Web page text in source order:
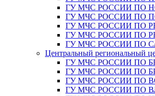
ГУ МЧС РОССИИ ПО
ГУ МЧС РОССИИ ПО
ГУ МЧС РОССИИ ПО
ГУ МЧС РОССИИ ПО
ГУ МЧС РОССИИ ПО
Центральный региональный
ГУ МЧС РОССИИ ПО
ГУ МЧС РОССИИ ПО
ГУ МЧС РОССИИ ПО
ГУ МЧС РОССИИ ПО